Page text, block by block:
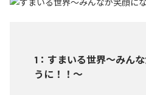
1 ： すまいる世界〜みん
うに！！〜